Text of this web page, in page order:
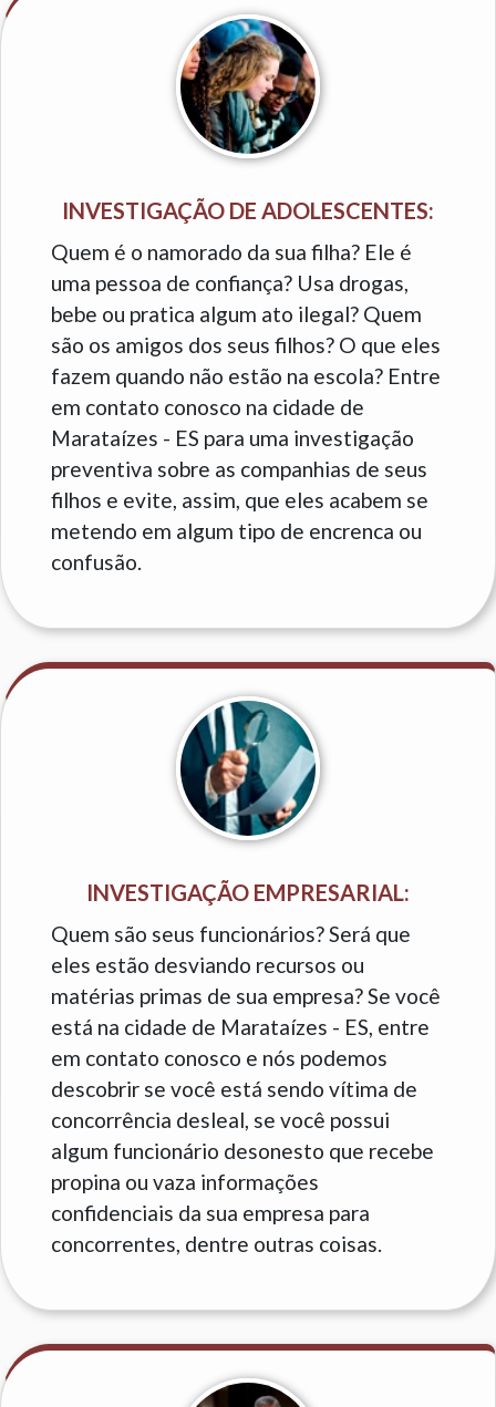
INVESTIGAÇÃO DE ADOLESCENTES:
Quem é o namorado da sua filha? Ele é
uma pessoa de confiança? Usa drogas,
bebe ou pratica algum ato ilegal? Quem
são os amigos dos seus filhos? O que eles
fazem quando não estão na escola? Entre
em contato conosco na cidade de
Marataízes - ES para uma investigação
preventiva sobre as companhias de seus
filhos e evite, assim, que eles acabem se
metendo em algum tipo de encrenca ou
confusão.
INVESTIGAÇÃO EMPRESARIAL:
Quem são seus funcionários? Será que
eles estão desviando recursos ou
matérias primas de sua empresa? Se você
está na cidade de Marataízes - ES, entre
em contato conosco e nós podemos
descobrir se você está sendo vítima de
concorrência desleal, se você possui
algum funcionário desonesto que recebe
propina ou vaza informações
confidenciais da sua empresa para
concorrentes, dentre outras coisas.